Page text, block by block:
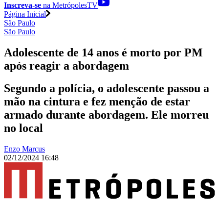
Inscreva-se na MetrópolesTV
Página Inicial
São Paulo
São Paulo
Adolescente de 14 anos é morto por PM
após reagir a abordagem
Segundo a polícia, o adolescente passou a
mão na cintura e fez menção de estar
armado durante abordagem. Ele morreu
no local
Enzo Marcus
02/12/2024 16:48